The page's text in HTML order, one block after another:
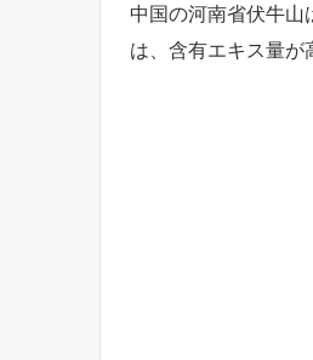
中国の河南省伏牛
は、含有エキス量